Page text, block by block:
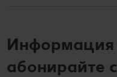
Информация
абонирайте